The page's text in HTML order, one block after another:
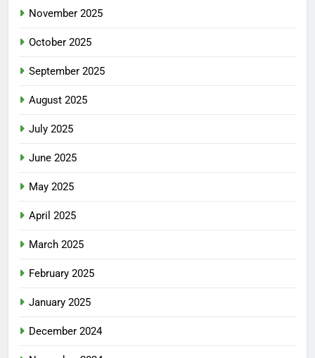
November 2025
October 2025
September 2025
August 2025
July 2025
June 2025
May 2025
April 2025
March 2025
February 2025
January 2025
December 2024